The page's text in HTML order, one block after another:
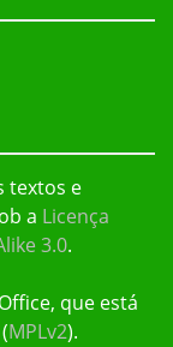
textos e
a Licença
3.0.
que está
MPLv2).